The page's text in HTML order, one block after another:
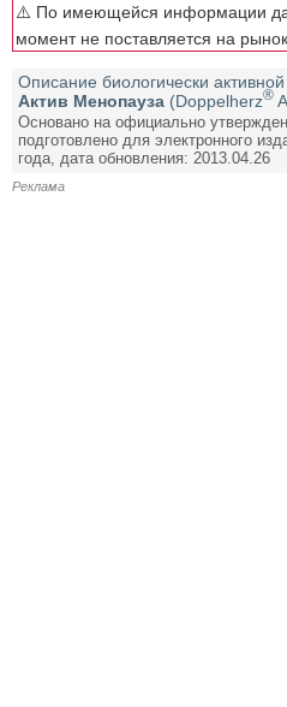
⚠️ По имеющейся информации
момент не поставляется на
Описание биологически
Актив Менопауза (Doppelherz®
Основано на официально
подготовлено для электронного
года, дата обновления: 2013.04.26
Реклама